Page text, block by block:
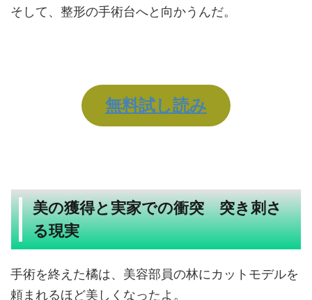
そして、整形の手術台へと向かうんだ。
無料試し読み
美の獲得と実家での衝突 突き刺さ
る現実
手術を終えた橘は、美容部員の林にカットモデルを
頼まれるほど美しくなったよ。